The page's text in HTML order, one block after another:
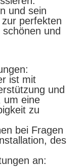
und sein
perfekten
und
ist mit
und
um eine
zu
bei Fragen
des
an: